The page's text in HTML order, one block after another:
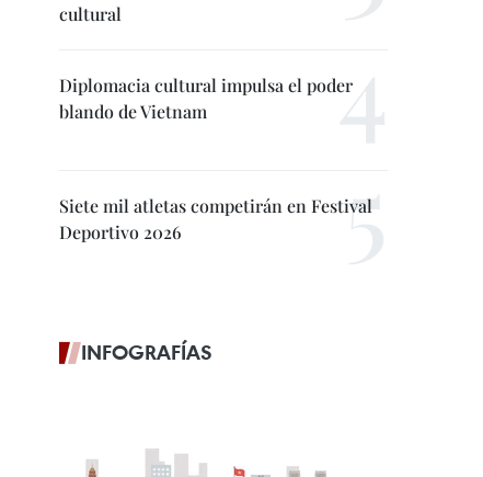
cultural
Diplomacia cultural impulsa el poder
blando de Vietnam
Siete mil atletas competirán en Festival
Deportivo 2026
INFOGRAFÍAS